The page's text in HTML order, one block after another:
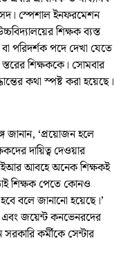
স্পেশাল ইনফরমেশন
শিক্ষক ব্যস্ত
পরিদর্শক পদে দেখা যেতে
স্তরের শিক্ষককে। সোমবার
কথা স্পষ্ট করা হয়েছে।
জানান, ‘প্রয়োজন হলে
দায়িত্ব দেওয়ার
আবহে অনেক শিক্ষকই
শিক্ষক পেতে কোনও
বলে জানানো হয়েছে।’
এবং জয়েন্ট কনভেনরদের
কর্মীকে সেন্টার